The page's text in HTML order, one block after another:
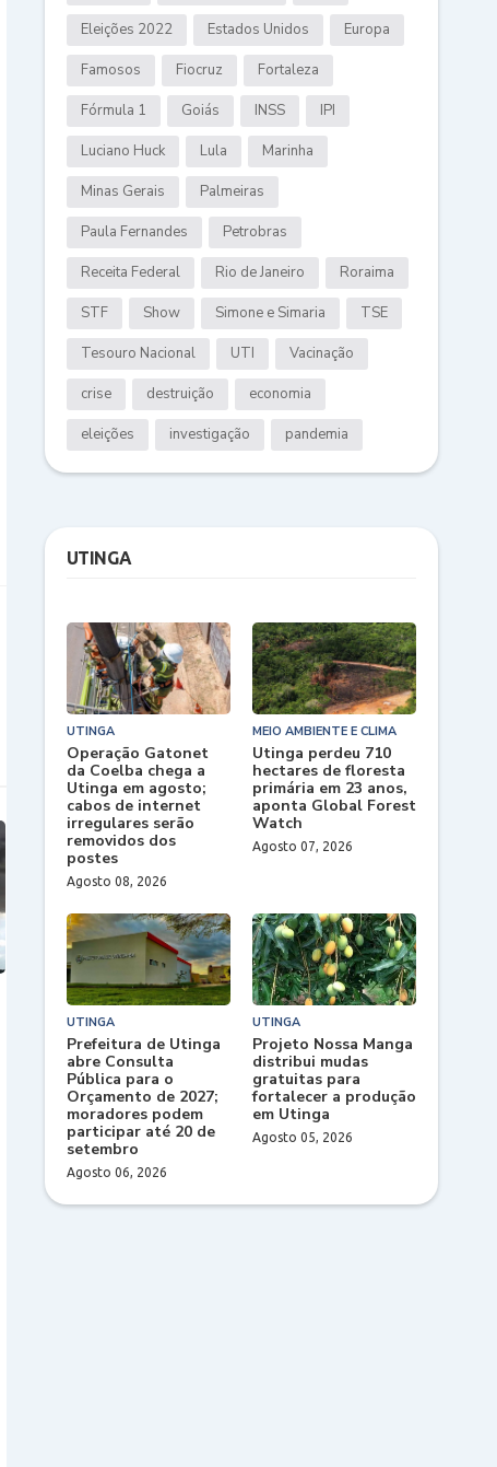
Eleições 2022 Estados Unidos Europa
Famosos Fiocruz Fortaleza
Fórmula 1 Goiás INSS IPI
Luciano Huck Lula Marinha
Minas Gerais Palmeiras
Paula Fernandes Petrobras
Receita Federal Rio de Janeiro Roraima
STF Show Simone e Simaria TSE
Tesouro Nacional UTI Vacinação
crise destruição economia
eleições investigação pandemia
UTINGA
UTINGA
Operação Gatonet
da Coelba chega a
Utinga em agosto;
cabos de internet
irregulares serão
removidos dos
postes
Agosto 08, 2026
MEIO AMBIENTE E CLIMA
Utinga perdeu 710
hectares de floresta
primária em 23 anos,
aponta Global Forest
Watch
Agosto 07, 2026
UTINGA
Prefeitura de Utinga
abre Consulta
Pública para o
Orçamento de 2027;
moradores podem
participar até 20 de
setembro
Agosto 06, 2026
UTINGA
Projeto Nossa Manga
distribui mudas
gratuitas para
fortalecer a produção
em Utinga
Agosto 05, 2026